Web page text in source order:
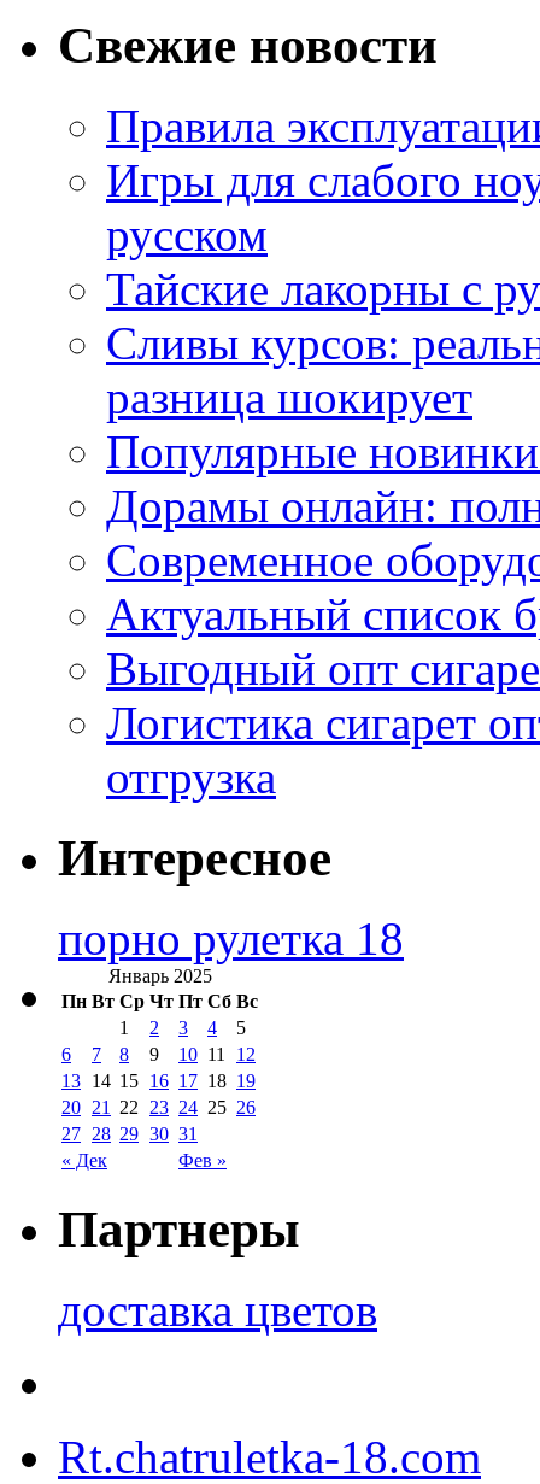
Свежие новости
Правила
Игры для слабого
русском
Тайские лакорны с
Сливы курсов:
разница шокирует
Популярные
Дорамы онлайн:
Современное
Актуальный список
Выгодный опт
Логистика сигарет
отгрузка
Интересное
порно рулетка 18
Январь 2025
Пн Вт Ср Чт Пт Сб Вс
« Дек Фев »
1 2 3 4
5
6
7 8 9 10 11
12
13 14 15 16 17 18 19
20 21 22 23 24 25 26
27 28 29 30 31
Партнеры
доставка цветов
Rt.chatruletka-18.com